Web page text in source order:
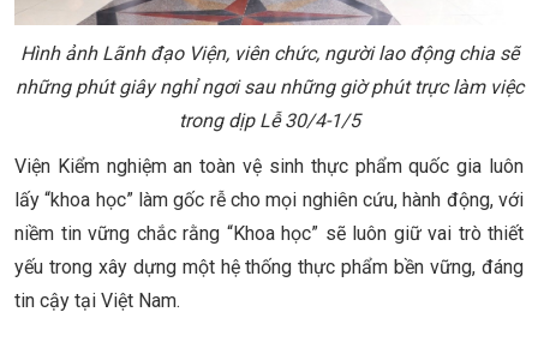
Hình ảnh Lãnh đạo Viện, viên chức, người lao động chia sẽ
những phút giây nghỉ ngơi sau những giờ phút trực làm việc
trong dịp Lễ 30/4-1/5
Viện Kiểm nghiệm an toàn vệ sinh thực phẩm quốc gia luôn
lấy “khoa học” làm gốc rễ cho mọi nghiên cứu, hành động, với
niềm tin vững chắc rằng “Khoa học” sẽ luôn giữ vai trò thiết
yếu trong xây dựng một hệ thống thực phẩm bền vững, đáng
tin cậy tại Việt Nam.